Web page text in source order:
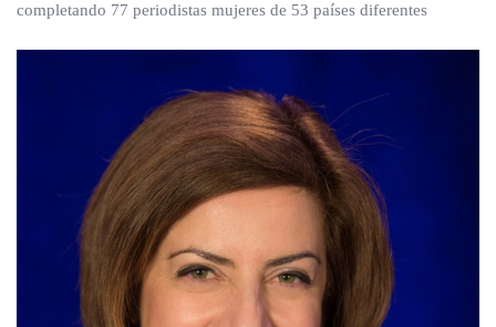
completando 77 periodistas mujeres de 53 países diferentes